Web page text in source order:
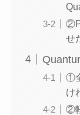
せ
①
け
②